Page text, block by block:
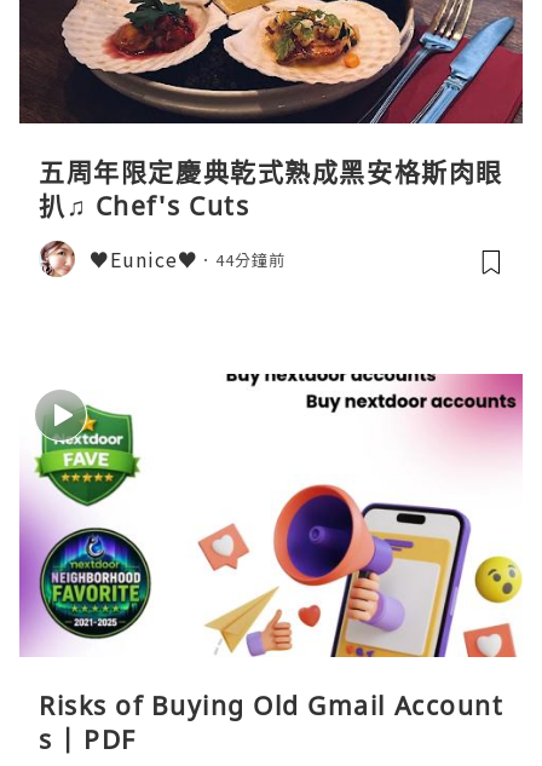
五周年限定慶典乾式熟成黑安格斯肉眼
扒♫ Chef's Cuts
♥Eunice♥ 44分鐘前
Risks of Buying Old Gmail Account
s | PDF